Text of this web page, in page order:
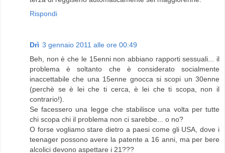
Rispondi
Drì 3 gennaio 2011 alle ore 00:49
Beh, non è che le 15enni non abbiano rapporti sessuali... il
problema è soltanto che è considerato socialmente
inaccettabile che una 15enne gnocca si scopi un 30enne
(perchè se è lei che ti cerca, è lei che ti scopa, non il
contrario!).
Se facessero una legge che stabilisce una volta per tutte
chi scopa chi il problema non ci sarebbe... o no?
O forse vogliamo stare dietro a paesi come gli USA, dove i
teenager possono avere la patente a 16 anni, ma per bere
alcolici devono aspettare i 21???